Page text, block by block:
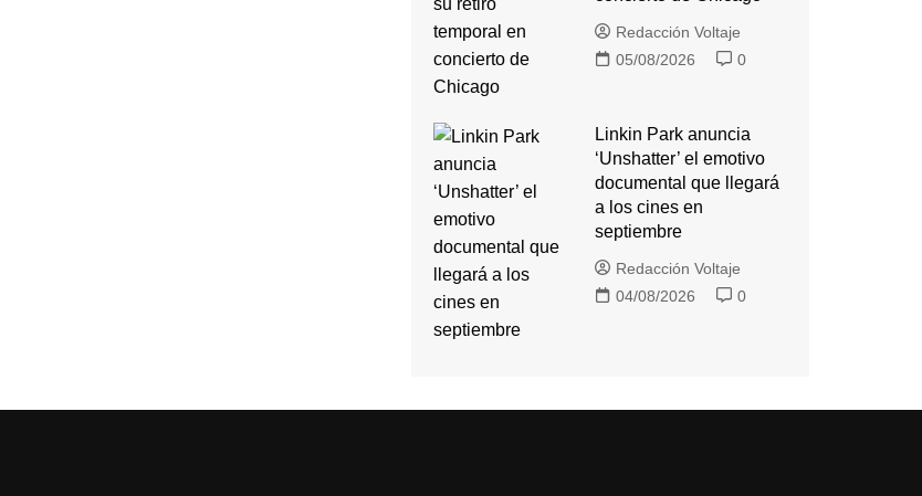
Redacción Voltaje
05/08/2026
0
Linkin Park anuncia
‘Unshatter’ el emotivo
documental que llegará
a los cines en
septiembre
Redacción Voltaje
04/08/2026
0